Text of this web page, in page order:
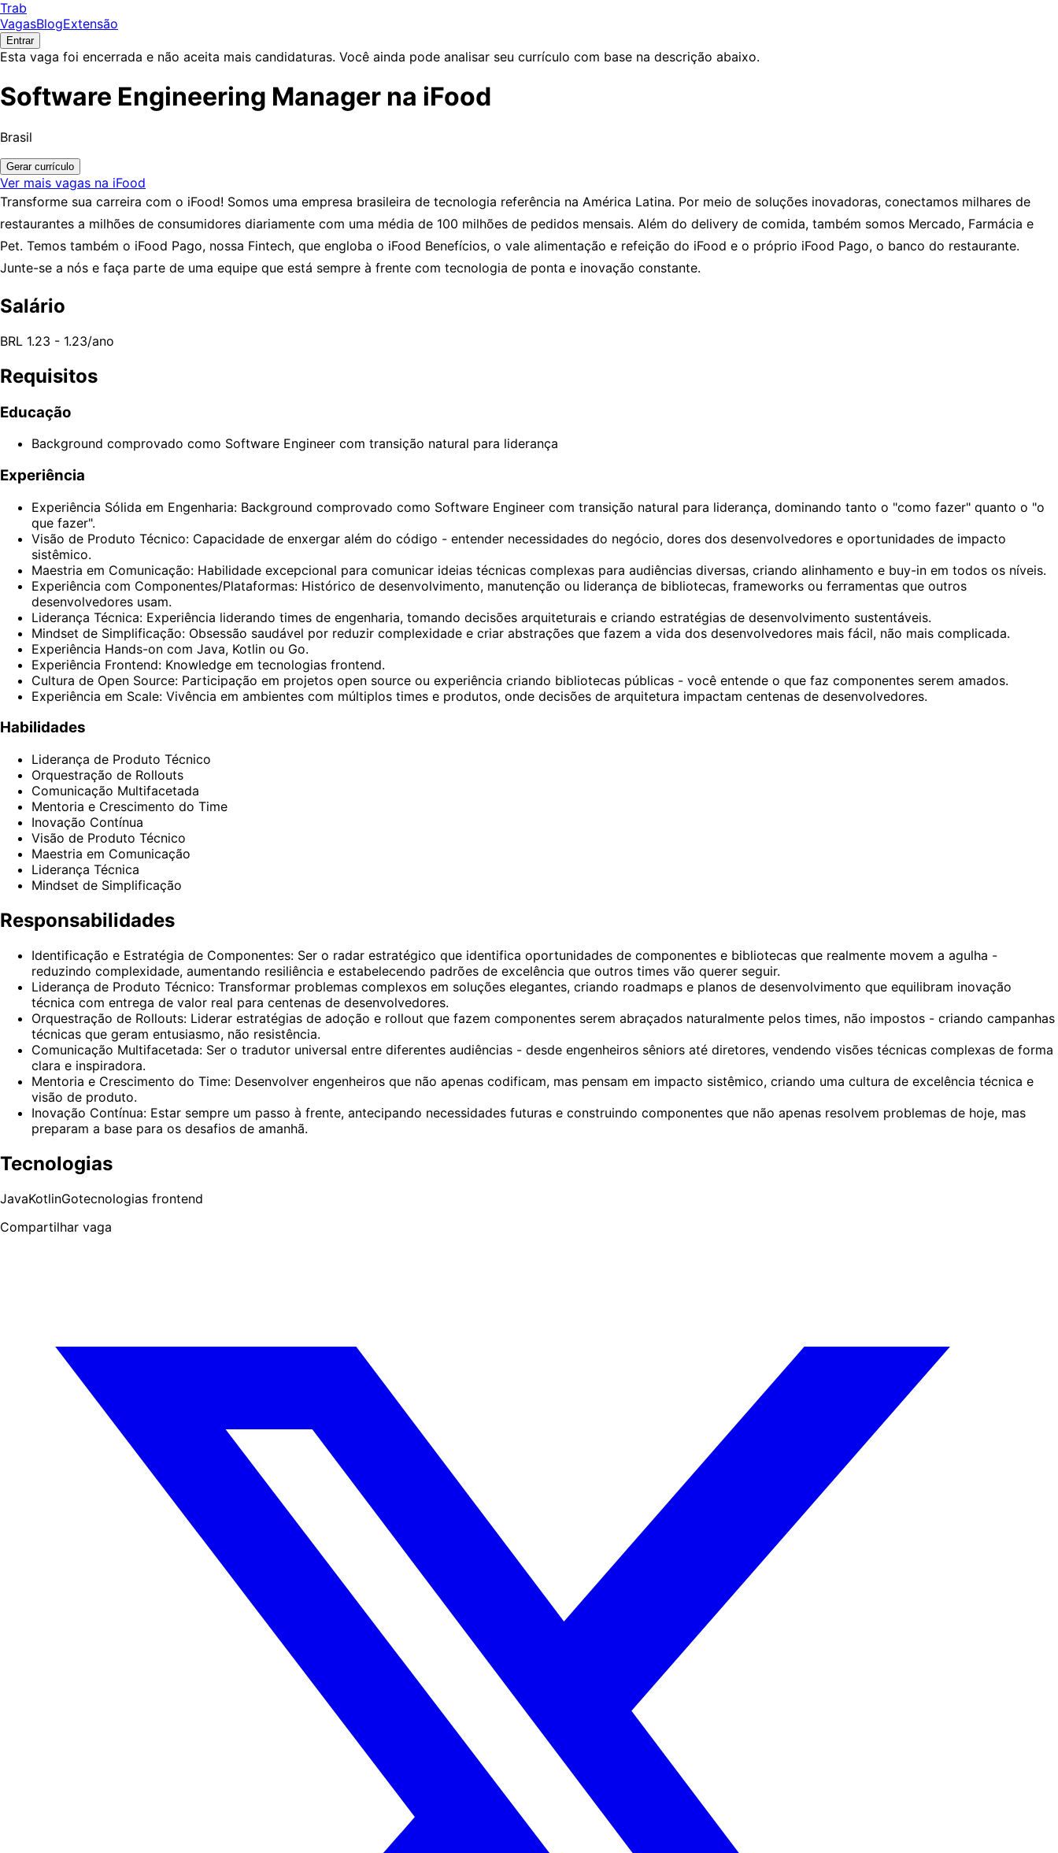
Trab
VagasBlogExtensão
Entrar
Esta vaga foi encerrada e não aceita mais candidaturas. Você ainda pode analisar seu currículo com base na descrição abaixo.
Software Engineering Manager na iFood
Brasil
Gerar currículo
Ver mais vagas na iFood
Transforme sua carreira com o iFood! Somos uma empresa brasileira de tecnologia referência na América Latina. Por meio de soluções inovadoras, conectamos milhares de
restaurantes a milhões de consumidores diariamente com uma média de 100 milhões de pedidos mensais. Além do delivery de comida, também somos Mercado, Farmácia e
Pet. Temos também o iFood Pago, nossa Fintech, que engloba o iFood Benefícios, o vale alimentação e refeição do iFood e o próprio iFood Pago, o banco do restaurante.
Junte-se a nós e faça parte de uma equipe que está sempre à frente com tecnologia de ponta e inovação constante.
Salário
BRL 1.23 - 1.23/ano
Requisitos
Educação
Background comprovado como Software Engineer com transição natural para liderança
Experiência
Experiência Sólida em Engenharia: Background comprovado como Software Engineer com transição natural para liderança, dominando tanto o "como fazer" quanto o "o
que fazer".
Visão de Produto Técnico: Capacidade de enxergar além do código - entender necessidades do negócio, dores dos desenvolvedores e oportunidades de impacto
sistêmico.
Maestria em Comunicação: Habilidade excepcional para comunicar ideias técnicas complexas para audiências diversas, criando alinhamento e buy-in em todos os níveis.
Experiência com Componentes/Plataformas: Histórico de desenvolvimento, manutenção ou liderança de bibliotecas, frameworks ou ferramentas que outros
desenvolvedores usam.
Liderança Técnica: Experiência liderando times de engenharia, tomando decisões arquiteturais e criando estratégias de desenvolvimento sustentáveis.
Mindset de Simplificação: Obsessão saudável por reduzir complexidade e criar abstrações que fazem a vida dos desenvolvedores mais fácil, não mais complicada.
Experiência Hands-on com Java, Kotlin ou Go.
Experiência Frontend: Knowledge em tecnologias frontend.
Cultura de Open Source: Participação em projetos open source ou experiência criando bibliotecas públicas - você entende o que faz componentes serem amados.
Experiência em Scale: Vivência em ambientes com múltiplos times e produtos, onde decisões de arquitetura impactam centenas de desenvolvedores.
Habilidades
Liderança de Produto Técnico
Orquestração de Rollouts
Comunicação Multifacetada
Mentoria e Crescimento do Time
Inovação Contínua
Visão de Produto Técnico
Maestria em Comunicação
Liderança Técnica
Mindset de Simplificação
Responsabilidades
Identificação e Estratégia de Componentes: Ser o radar estratégico que identifica oportunidades de componentes e bibliotecas que realmente movem a agulha -
reduzindo complexidade, aumentando resiliência e estabelecendo padrões de excelência que outros times vão querer seguir.
Liderança de Produto Técnico: Transformar problemas complexos em soluções elegantes, criando roadmaps e planos de desenvolvimento que equilibram inovação
técnica com entrega de valor real para centenas de desenvolvedores.
Orquestração de Rollouts: Liderar estratégias de adoção e rollout que fazem componentes serem abraçados naturalmente pelos times, não impostos - criando campanhas
técnicas que geram entusiasmo, não resistência.
Comunicação Multifacetada: Ser o tradutor universal entre diferentes audiências - desde engenheiros sêniors até diretores, vendendo visões técnicas complexas de forma
clara e inspiradora.
Mentoria e Crescimento do Time: Desenvolver engenheiros que não apenas codificam, mas pensam em impacto sistêmico, criando uma cultura de excelência técnica e
visão de produto.
Inovação Contínua: Estar sempre um passo à frente, antecipando necessidades futuras e construindo componentes que não apenas resolvem problemas de hoje, mas
preparam a base para os desafios de amanhã.
Tecnologias
JavaKotlinGotecnologias frontend
Compartilhar vaga